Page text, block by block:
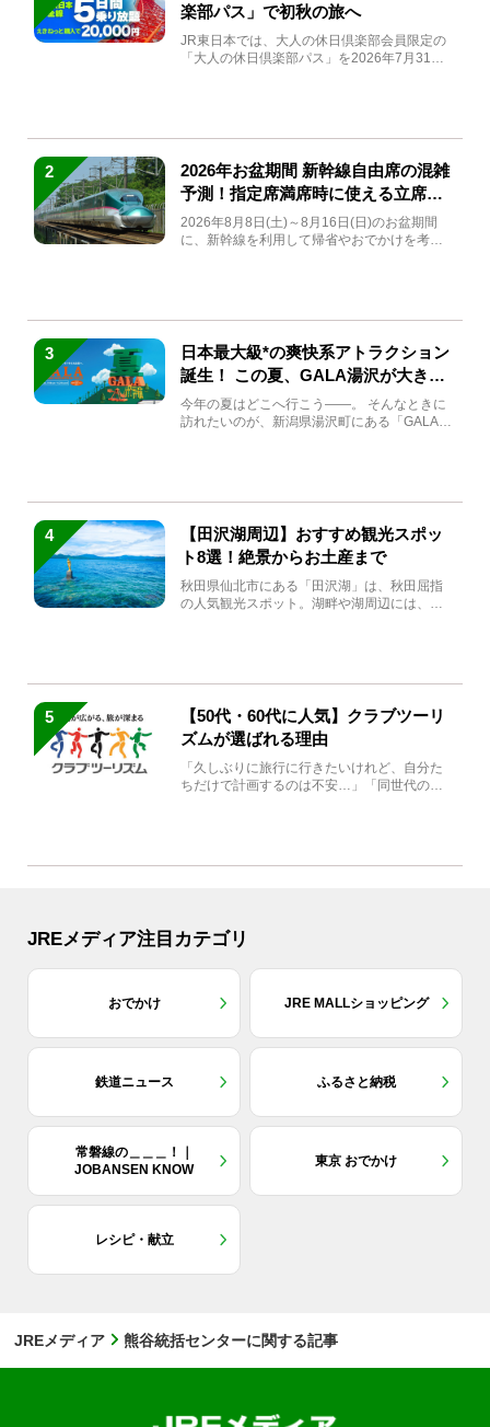
楽部パス」で初秋の旅へ
JR東日本では、大人の休日倶楽部会員限定の
「大人の休日倶楽部パス」を2026年7月31日
2
2026年お盆期間 新幹線自由席の混雑
予測！指定席満席時に使える立席特
急券も解説
2026年8月8日(土)～8月16日(日)のお盆期間
に、新幹線を利用して帰省やおでかけを考え
3
日本最大級*の爽快系アトラクション
誕生！ この夏、GALA湯沢が大きく
生まれ変わる
今年の夏はどこへ行こう――。 そんなときに
訪れたいのが、新潟県湯沢町にある「GALA湯
4
【田沢湖周辺】おすすめ観光スポッ
ト8選！絶景からお土産まで
秋田県仙北市にある「田沢湖」は、秋田屈指
の人気観光スポット。湖畔や湖周辺には、田
5
【50代・60代に人気】クラブツーリ
ズムが選ばれる理由
「久しぶりに旅行に行きたいけれど、自分た
ちだけで計画するのは不安…」「同世代の方
JREメディア注目カテゴリ
おでかけ JRE MALLショッピング
鉄道ニュース ふるさと納税
常磐線の＿＿＿！｜
JOBANSEN KNOW
東京 おでかけ
レシピ・献立
JREメディア 熊谷統括センターに関する記事